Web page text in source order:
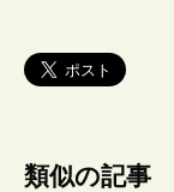
類似の記事